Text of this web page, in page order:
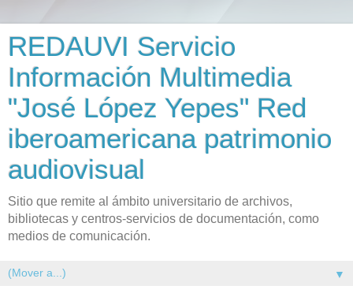
REDAUVI Servicio
Información Multimedia
"José López Yepes" Red
iberoamericana patrimonio
audiovisual
Sitio que remite al ámbito universitario de archivos,
bibliotecas y centros-servicios de documentación, como
medios de comunicación.
▼